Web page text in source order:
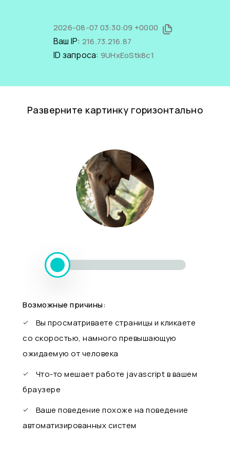
2026-08-07 03:30:09 +0000
Ваш IP: 216.73.216.87
ID запроса: 9UHxEoStk8c1
Разверните картинку горизонтально
Возможные причины:
Вы просматриваете страницы и кликаете
со скоростью, намного превышающую
ожидаемую от человека
Что-то мешает работе javascript в вашем
браузере
Ваше поведение похоже на поведение
автоматизированных систем